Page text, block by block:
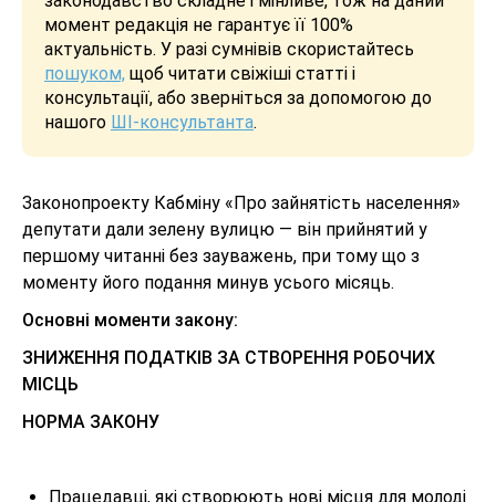
момент редакція не гарантує її 100%
актуальність. У разі сумнівів скористайтесь
пошуком, щоб читати свіжіші статті і
консультації, або зверніться за допомогою до
нашого ШІ-консультанта.
Законопроекту Кабміну «Про зайнятість населення»
депутати дали зелену вулицю — він прийнятий у
першому читанні без зауважень, при тому що з
моменту його подання минув усього місяць.
Основні моменти закону:
ЗНИЖЕННЯ ПОДАТКІВ ЗА СТВОРЕННЯ РОБОЧИХ
МІСЦЬ
НОРМА ЗАКОНУ
Працедавці, які створюють нові місця для молоді